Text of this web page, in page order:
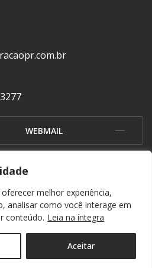
melhor experiência,
analisar como você interage em
conteúdo. Leia na íntegra
Aceitar
WEBMAIL
OUVIDORIA
Futebol. Todos os direitos reservados. By